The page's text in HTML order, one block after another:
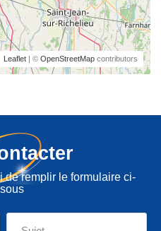
Leaflet | © OpenStreetMap contributors
de remplir le formulaire ci-